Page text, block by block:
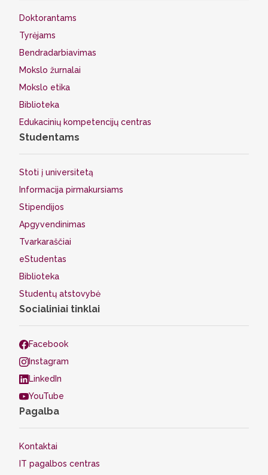
Doktorantams
Tyrėjams
Bendradarbiavimas
Mokslo žurnalai
Mokslo etika
Biblioteka
Edukacinių kompetencijų centras
Studentams
Stoti į universitetą
Informacija pirmakursiams
Stipendijos
Apgyvendinimas
Tvarkaraščiai
eStudentas
Biblioteka
Studentų atstovybė
Socialiniai tinklai
Facebook
Instagram
LinkedIn
YouTube
Pagalba
Kontaktai
IT pagalbos centras